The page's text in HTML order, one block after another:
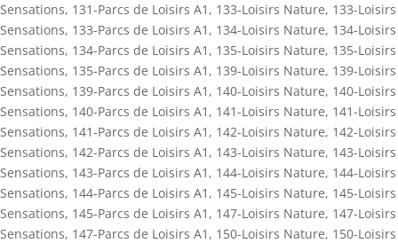
Sensations, 131-Parcs de Loisirs A1 , 133-Loisirs Nature, 133-Loisirs
Sensations, 133-Parcs de Loisirs A1 , 134-Loisirs Nature, 134-Loisirs
Sensations, 134-Parcs de Loisirs A1 , 135-Loisirs Nature, 135-Loisirs
Sensations, 135-Parcs de Loisirs A1 , 139-Loisirs Nature, 139-Loisirs
Sensations, 139-Parcs de Loisirs A1 , 140-Loisirs Nature, 140-Loisirs
Sensations, 140-Parcs de Loisirs A1 , 141-Loisirs Nature, 141-Loisirs
Sensations, 141-Parcs de Loisirs A1 , 142-Loisirs Nature, 142-Loisirs
Sensations, 142-Parcs de Loisirs A1 , 143-Loisirs Nature, 143-Loisirs
Sensations, 143-Parcs de Loisirs A1 , 144-Loisirs Nature, 144-Loisirs
Sensations, 144-Parcs de Loisirs A1 , 145-Loisirs Nature, 145-Loisirs
Sensations, 145-Parcs de Loisirs A1 , 147-Loisirs Nature, 147-Loisirs
Sensations, 147-Parcs de Loisirs A1 , 150-Loisirs Nature, 150-Loisirs